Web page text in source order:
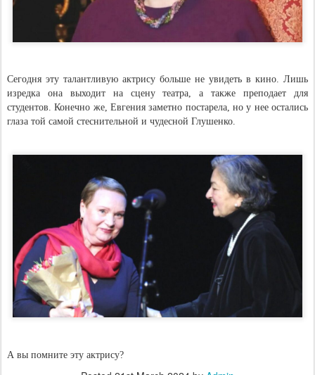
Сегодня эту талантливую актрису больше не увидеть в кино. Лишь
изредка она выходит на сцену театра, а также преподает для
студентов. Конечно же, Евгения заметно постарела, но у нее остались
глаза той самой стеснительной и чудесной Глушенко.
А вы помните эту актрису?